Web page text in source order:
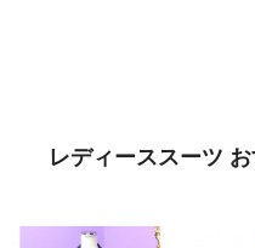
レディーススーツ